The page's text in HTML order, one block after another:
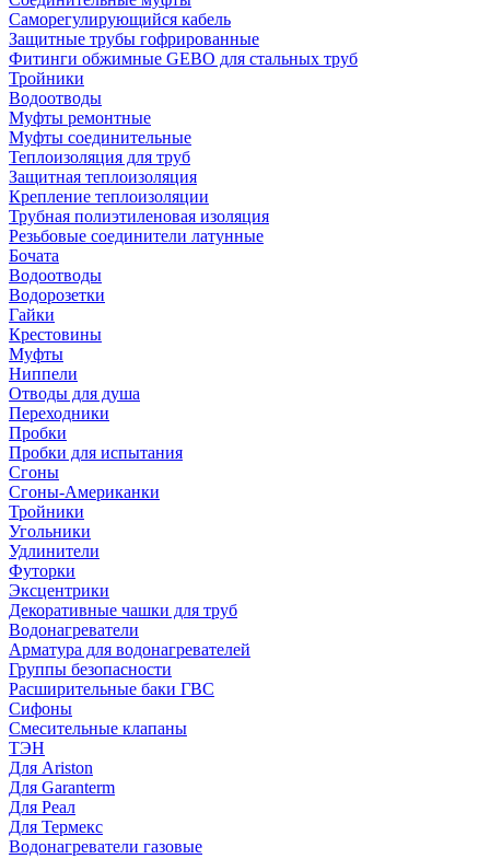
Саморегулирующийся кабель
Защитные трубы гофрированные
Фитинги обжимные GEBO для стальных труб
Тройники
Водоотводы
Муфты ремонтные
Муфты соединительные
Теплоизоляция для труб
Защитная теплоизоляция
Крепление теплоизоляции
Трубная полиэтиленовая изоляция
Резьбовые соединители латунные
Бочата
Водоотводы
Водорозетки
Гайки
Крестовины
Муфты
Ниппели
Отводы для душа
Переходники
Пробки
Пробки для испытания
Сгоны
Сгоны-Американки
Тройники
Угольники
Удлинители
Футорки
Эксцентрики
Декоративные чашки для труб
Водонагреватели
Арматура для водонагревателей
Группы безопасности
Расширительные баки ГВС
Сифоны
Смесительные клапаны
ТЭН
Для Ariston
Для Garanterm
Для Реал
Для Термекс
Водонагреватели газовые